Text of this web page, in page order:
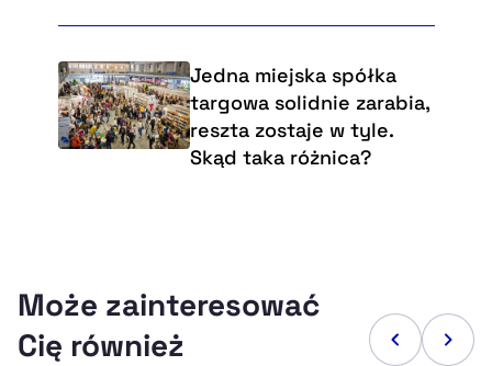
Jedna miejska spółka
targowa solidnie zarabia,
reszta zostaje w tyle.
Skąd taka różnica?
Może zainteresować
Cię również